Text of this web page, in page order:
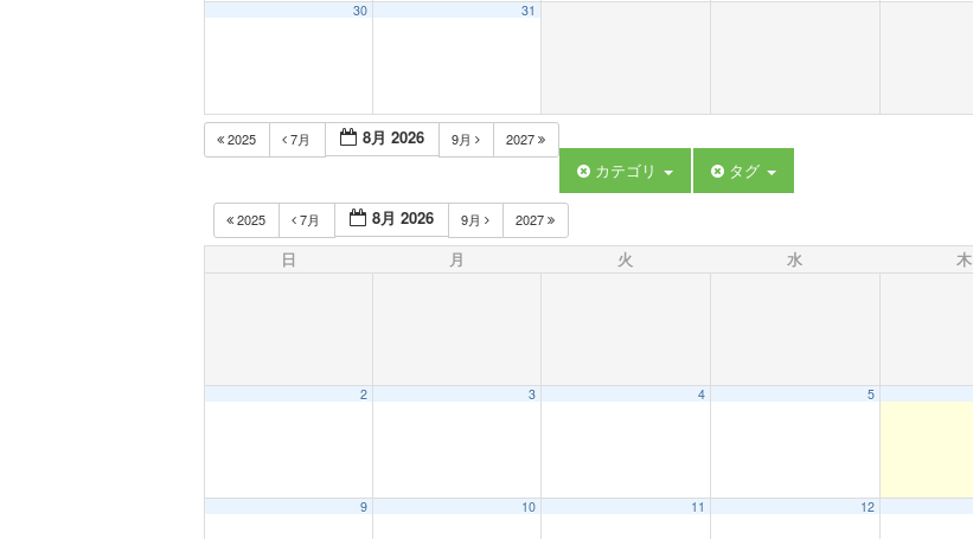
30 31
2025 7月 8月 2026 9月 2027
カテゴリ タグ
2025 7月 8月 2026 9月 2027
日 月 火 水 木
2 3 4 5
9 10 11 12